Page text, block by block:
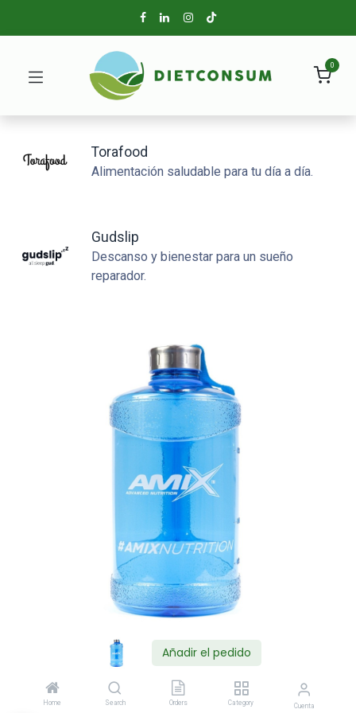
Añadir el pedido
Home Search Orders Category Cuenta
0
Torafood
Alimentación saludable para tu día a día.
Gudslip
Descanso y bienestar para un sueño
reparador.
Shop AMIX BOTELLA AGUA 2,2L Color Azul